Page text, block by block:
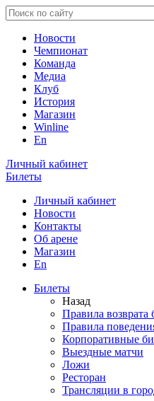
Новости
Чемпионат
Команда
Медиа
Клуб
История
Магазин
Winline
En
Личный кабинет
Билеты
Личный кабинет
Новости
Контакты
Об арене
Магазин
En
Билеты
Назад
Правила возврата
Правила
Корпоративные
Выездные матчи
Ложи
Ресторан
Трансляции в